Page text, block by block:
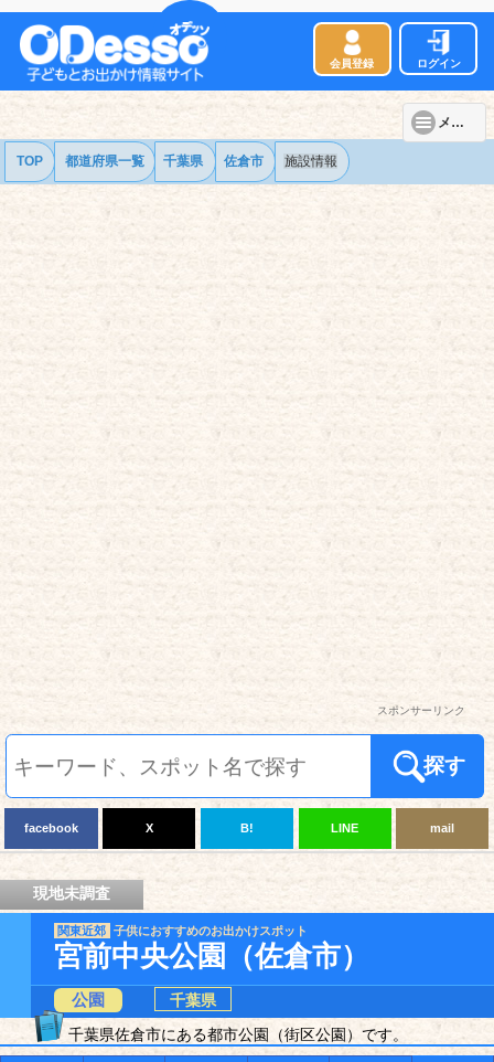
会員登録 ログイン
メニュー
TOP 都道府県一覧 千葉県 佐倉市 施設情報
スポンサーリンク
探す
facebook X B! LINE mail
現地未調査
関東近郊 子供におすすめのお出かけスポット
宮前中央公園（佐倉市）
公園
千葉県
千葉県佐倉市にある都市公園（街区公園）です。